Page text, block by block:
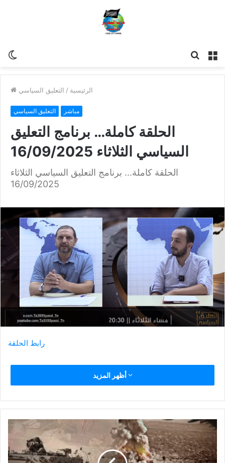
للبحث
الرئيسية / التعليق السياسي
التعليق السياسي مباشر
الحلقة كاملة… برنامج التعليق
السياسي الثلاثاء 16/09/2025
الحلقة كاملة... برنامج التعليق السياسي الثلاثاء
16/09/2025
رابط الحلقة
أظهر المزيد